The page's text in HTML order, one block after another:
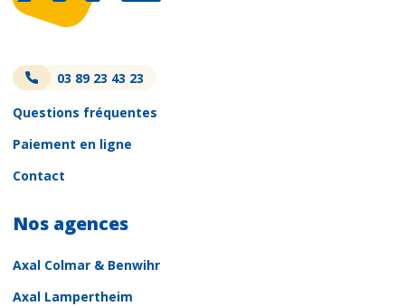
03 89 23 43 23
Questions fréquentes
Paiement en ligne
Contact
Nos agences
Axal Colmar & Benwihr
Axal Lampertheim